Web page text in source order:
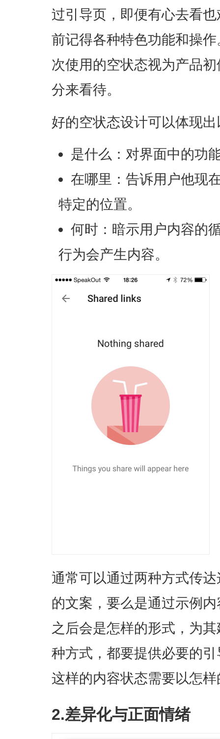
过引导页，即便有心去看
前记得各种特色功能和操
次使用的空状态视为产品
分来看待。
好的空状态设计可以体现
是什么：对界面中的功
在哪里：告诉用户他现
特定的位置。
何时：暗示用户内容的
行为会产生内容。
通常可以通过两种方式传
的文案，要么是通过示例
之后会是怎样的形式，为
种方式，都要提供必要的
这样的内容状态需要以怎
2.差异化与正面情绪